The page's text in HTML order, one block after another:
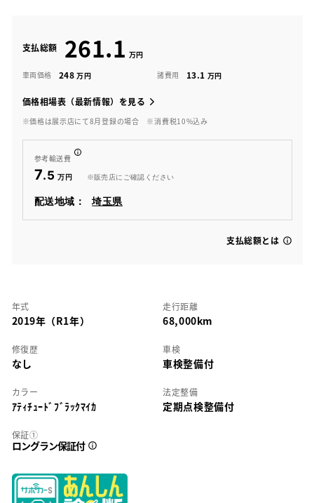
支払総額 261.1
車両価格 248 諸費用 13.1
価格相場表（最新情報）を見る
※価格は展示店にて8月登録の場合 ※消費税10%込み
参考輸送費
7.5 ※販売店にご確認ください
配送地域： 埼玉県
支払総額とは
年式
2019年（R1年）
走行距離
68,000km
修復歴
なし
車検
車検整備付
カラー
ｱﾃｨﾁｭｰﾄﾞﾌﾞﾗｯｸﾏｲｶ
法定整備
定期点検整備付
保証①
ロングラン保証付